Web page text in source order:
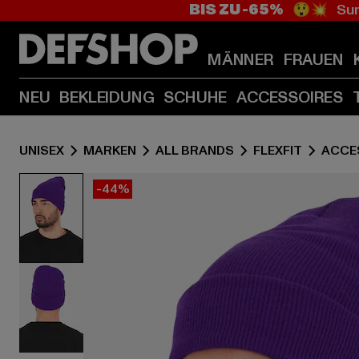
BIS ZU -65% 😲💥
MÄNNER FRAUEN
NEU BEKLEIDUNG SCHUHE ACCESSOIRES
UNISEX MARKEN ALL BRANDS FLEXFIT
-44%